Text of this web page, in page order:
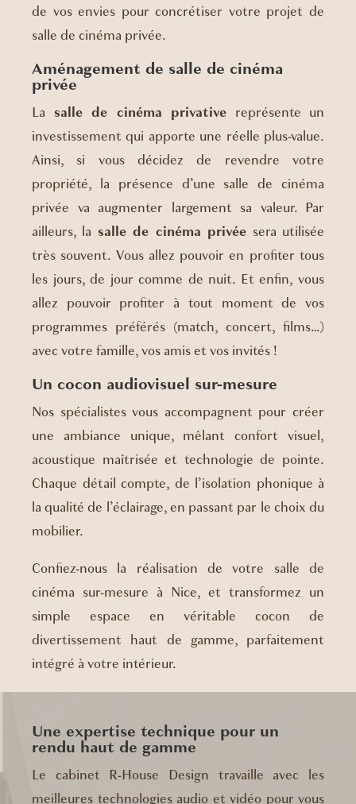
de vos envies pour concrétiser votre projet de
salle de cinéma privée.
Aménagement de salle de cinéma
privée
La salle de cinéma privative représente un
investissement qui apporte une réelle plus-value.
Ainsi, si vous décidez de revendre votre
propriété, la présence d’une salle de cinéma
privée va augmenter largement sa valeur. Par
ailleurs, la salle de cinéma privée sera utilisée
très souvent. Vous allez pouvoir en profiter tous
les jours, de jour comme de nuit. Et enfin, vous
allez pouvoir profiter à tout moment de vos
programmes préférés (match, concert, films…)
avec votre famille, vos amis et vos invités !
Un cocon audiovisuel sur-mesure
Nos spécialistes vous accompagnent pour créer
une ambiance unique, mêlant confort visuel,
acoustique maîtrisée et technologie de pointe.
Chaque détail compte, de l’isolation phonique à
la qualité de l’éclairage, en passant par le choix du
mobilier.
Confiez-nous la réalisation de votre salle de
cinéma sur-mesure à Nice, et transformez un
simple espace en véritable cocon de
divertissement haut de gamme, parfaitement
intégré à votre intérieur.
Une expertise technique pour un
rendu haut de gamme
Le cabinet R-House Design travaille avec les
meilleures technologies audio et vidéo pour vous